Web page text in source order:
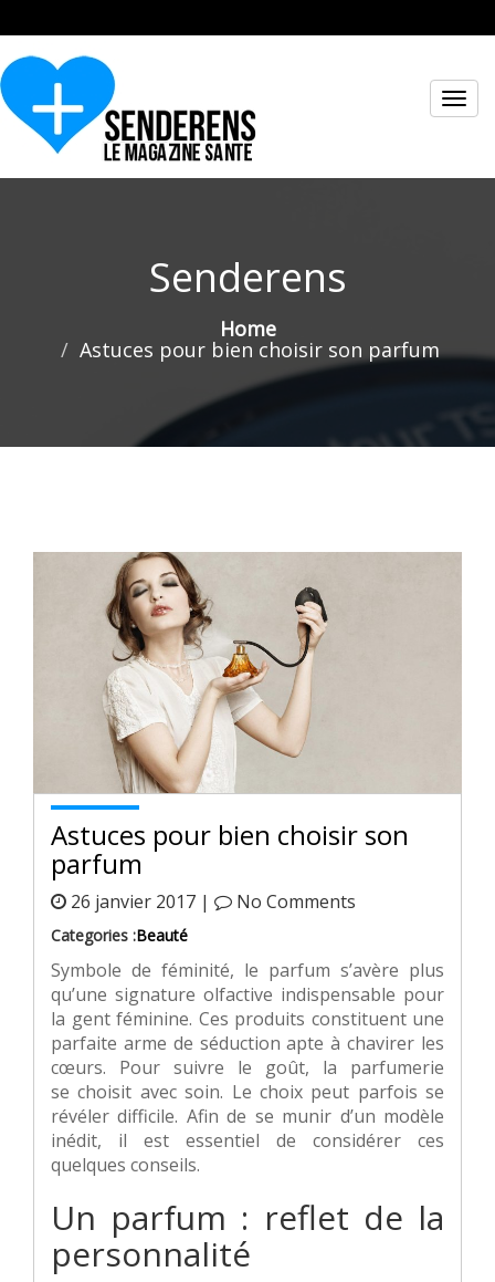
Senderens
Home
Astuces pour bien choisir son parfum
Astuces pour bien choisir son
parfum
26 janvier 2017 | No Comments
Categories :Beauté
Symbole de féminité, le parfum s’avère plus
qu’une signature olfactive indispensable pour
la gent féminine. Ces produits constituent une
parfaite arme de séduction apte à chavirer les
cœurs. Pour suivre le goût, la parfumerie
se choisit avec soin. Le choix peut parfois se
révéler difficile. Afin de se munir d’un modèle
inédit, il est essentiel de considérer ces
quelques conseils.
Un parfum : reflet de la
personnalité